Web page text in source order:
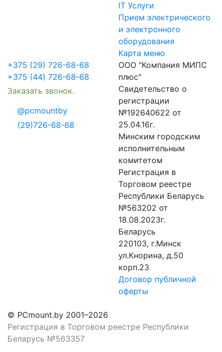
IT Услуги
Прием электрического
и электронного
оборудования
Карта меню
+375 (29) 726-68-68
+375 (44) 726-68-68
Заказать звонок.
@pcmountby
(29)726-68-68
ООО "Компания МИПС
плюс"
Свидетельство о
регистрации
№192640622 от
25.04.16г.
Минским городским
исполнительным
комитетом
Регистрация в
Торговом реестре
Республики Беларусь
№563202 от
18.08.2023г.
Беларусь
220103, г.Минск
ул.Кнорина, д.50
корп.23
Договор публичной
оферты
© PCmount.by 2001–2026
Регистрация в Торговом реестре Республики
Беларусь №563357